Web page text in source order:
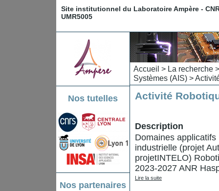
Site institutionnel du Laboratoire Ampère -
UMR5005
Nos tutelles
Nos partenaires
Accueil > La recherche
Systèmes (AIS) >
Activité
Description
Domaines
industrielle (projet
projetINTELO)
2023-2027 ANR
Lire la suite